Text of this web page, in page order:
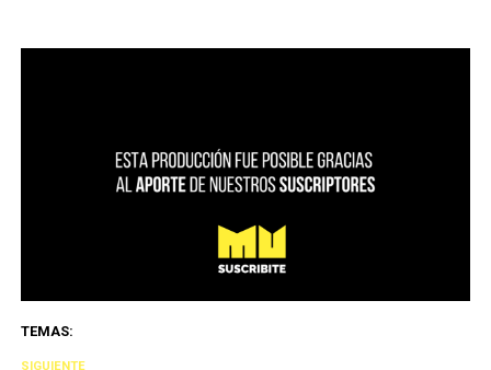
TEMAS:
SIGUIENTE